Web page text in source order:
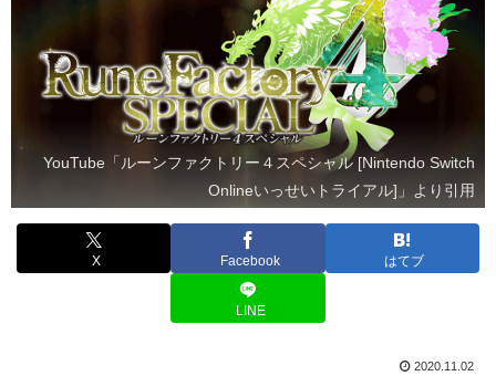
YouTube「ルーンファクトリー４スペシャル [Nintendo Switch
Onlineいっせいトライアル]」より引用
X Facebook はてブ
LINE
2020.11.02